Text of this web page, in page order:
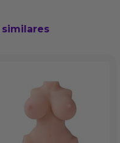
similares